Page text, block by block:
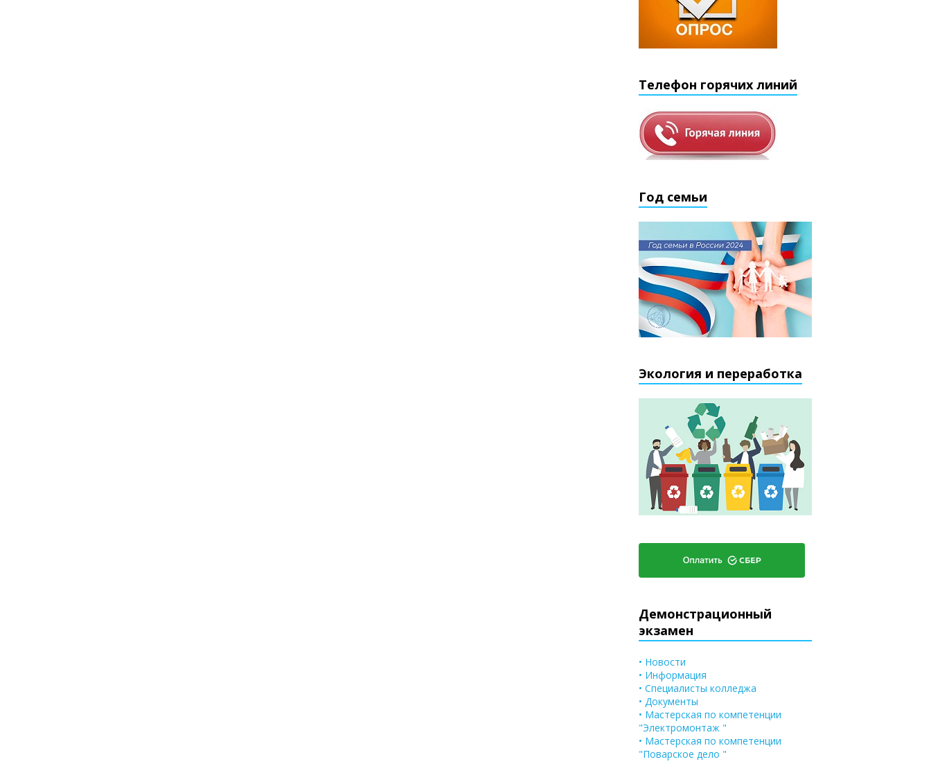
Телефон горячих линий
Год семьи
Экология и переработка
Демонстрационный
экзамен
• Новости
• Информация
• Специалисты колледжа
• Документы
• Мастерская по компетенции
"Электромонтаж "
• Мастерская по компетенции
"Поварское дело "